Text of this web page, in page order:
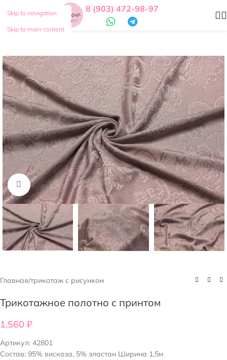
Skip to navigation
Skip to main content
8 (903) 472-98-97
Нажмите, чтобы увеличить
Главная/трикотаж с рисунком
Трикотажное полотно с принтом
1,560 ₽
Артикул: 42801
Состав: 95% вискоза, 5% эластан Ширина 1,5м